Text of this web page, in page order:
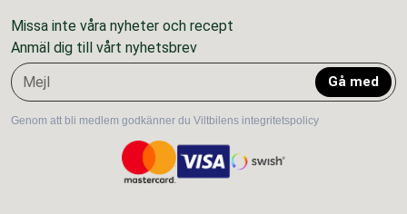
Missa inte våra nyheter och recept
Anmäl dig till vårt nyhetsbrev
Gå med
Genom att bli medlem godkänner du Viltbilens integritetspolicy